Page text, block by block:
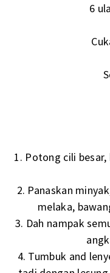
6
1. Potong cili
2. Panaskan
melaka,
3. Dah nampak
4. Tumbuk and